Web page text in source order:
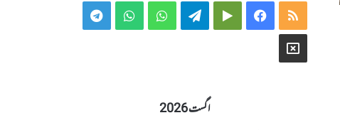
RSS
Facebook
Google
Telegram
WhatsApp
WhatsApp
Telegram
X
اگست 2026